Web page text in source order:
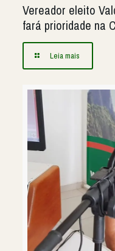
Vereador eleito
fará prioridade na
Leia mais